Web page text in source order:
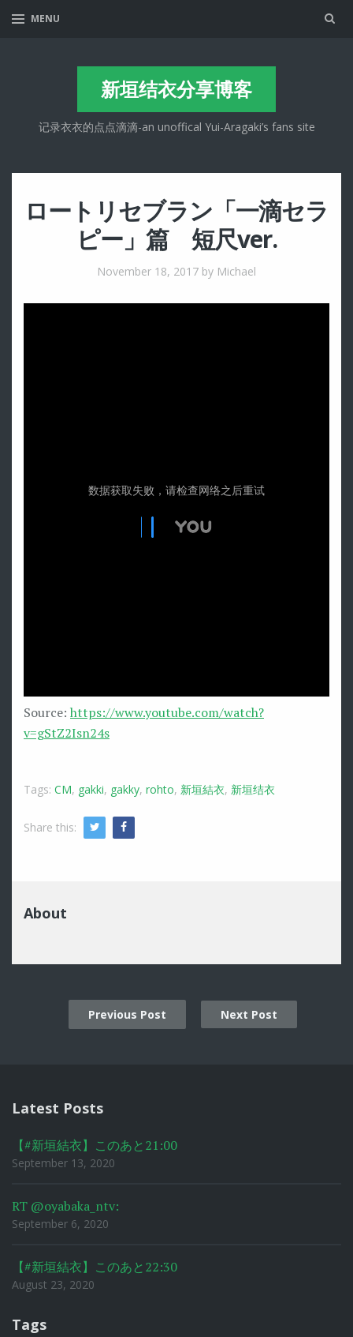
MENU
新垣结衣分享博客
记录衣衣的点点滴滴-an unoffical Yui-Aragaki’s fans site
ロートリセブラン「一滴セラ
ピー」篇 短尺ver.
November 18, 2017 by Michael
Source: https://www.youtube.com/watch?
v=gStZ2Isn24s
Tags: CM, gakki, gakky, rohto, 新垣結衣, 新垣结衣
Share this: Twitter
About
Previous Post Next Post
Latest Posts
【#新垣結衣】このあと21:00
September 13, 2020
RT @oyabaka_ntv:
September 6, 2020
【#新垣結衣】このあと22:30
August 23, 2020
Tags